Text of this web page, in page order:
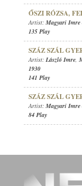
ŐSZI RÓZSA,
Artist: Magyari Imre
135 Play
SZÁZ SZÁL
Artist: László Imre,
1930
141 Play
SZÁZ SZÁL
Artist: Magyari Imre
84 Play